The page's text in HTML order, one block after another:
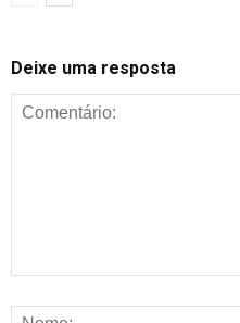
Deixe uma resposta